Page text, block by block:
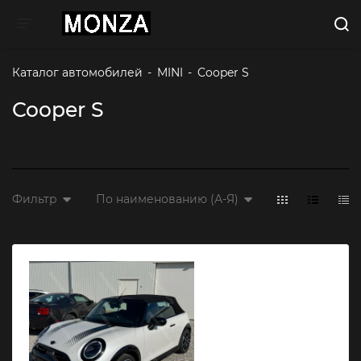
Toggle navigation
Каталог автомобилей - MINI - Cooper S
Cooper S
Фильтр По наименованию (А-Я)